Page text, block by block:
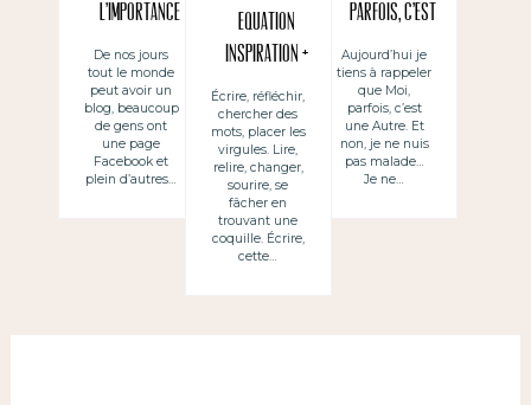
l’importance
de la réflexion
avant
l’écriture d’un
article
De nos jours
tout le monde
peut avoir un
blog, beaucoup
de gens ont
une page
Facebook et
plein d’autres…
Equation
inspiration +
magie +
technique = Un
Joli Texte
Écrire, réfléchir,
chercher des
mots, placer les
virgules. Lire,
relire, changer,
sourire, se
fâcher en
trouvant une
coquille. Écrire,
cette…
parfois, c’est
une Autre
Aujourd’hui je
tiens à rappeler
que Moi,
parfois, c’est
une Autre. Et
non, je ne nuis
pas malade…
Je ne…